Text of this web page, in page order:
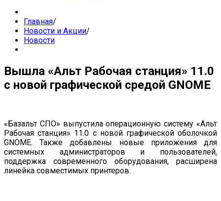
Главная/
Новости и Акции/
Новости
Вышла «Альт Рабочая станция» 11.0
с новой графической средой GNOME
«Базальт СПО» выпустила операционную систему «Альт
Рабочая станция» 11.0 с новой графической оболочкой
GNOME. Также добавлены новые приложения для
системных администраторов и пользователей,
поддержка современного оборудования, расширена
линейка совместимых принтеров.